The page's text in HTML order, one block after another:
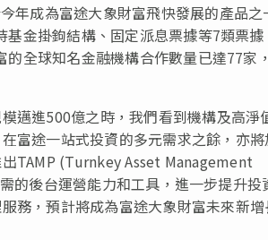
年成為富途大象財富飛快發展的產品之
金掛鉤結構、固定派息票據等7類票據
全球知名金融機構合作數量已達77家
邁進500億之時，我們看到機構及高淨
富途一站式投資的多元需求之餘，亦
TAMP (Turnkey Asset Management
的後台運營能力和工具，進一步提升投
務，預計將成為富途大象財富未來新增